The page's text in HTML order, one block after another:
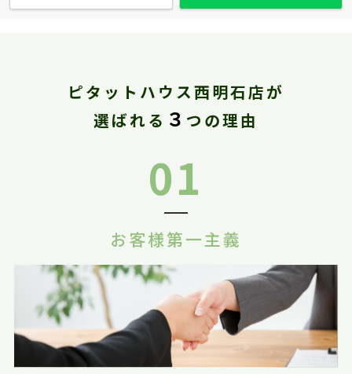
ピタットハウス西明石店が
選ばれる ３ つの理由
01
お客様第一主義